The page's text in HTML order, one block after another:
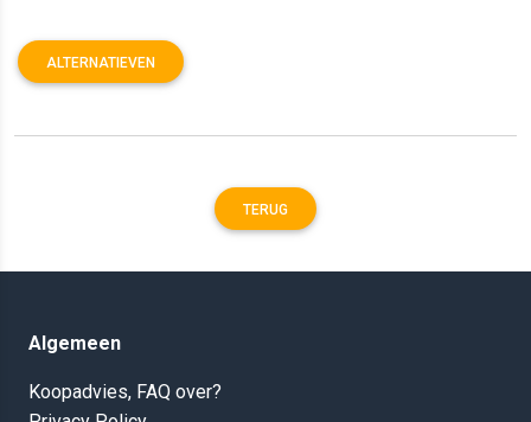
ALTERNATIEVEN
TERUG
Algemeen
Koopadvies, FAQ over?